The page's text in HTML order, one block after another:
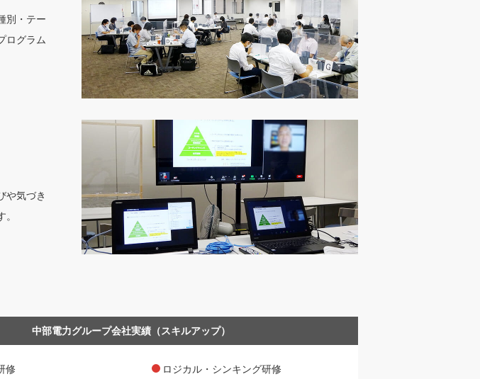
別・テー
ログラム
や気づき
中部電力グループ会社実績（スキルアップ）
修 ロジカル・シンキング研修